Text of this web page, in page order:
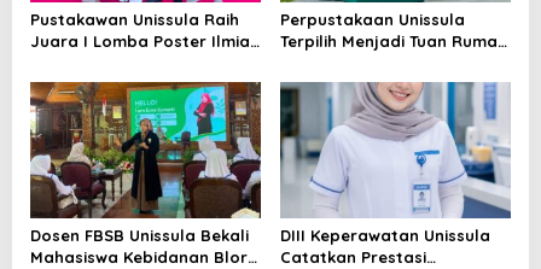
Pustakawan Unissula Raih
Juara I Lomba Poster Ilmiah
Perpustakaan Unissula
Terpilih Menjadi Tuan Rumah
Dosen FBSB Unissula Bekali
Mahasiswa Kebidanan Blora
DIII Keperawatan Unissula
Catatkan Prestasi